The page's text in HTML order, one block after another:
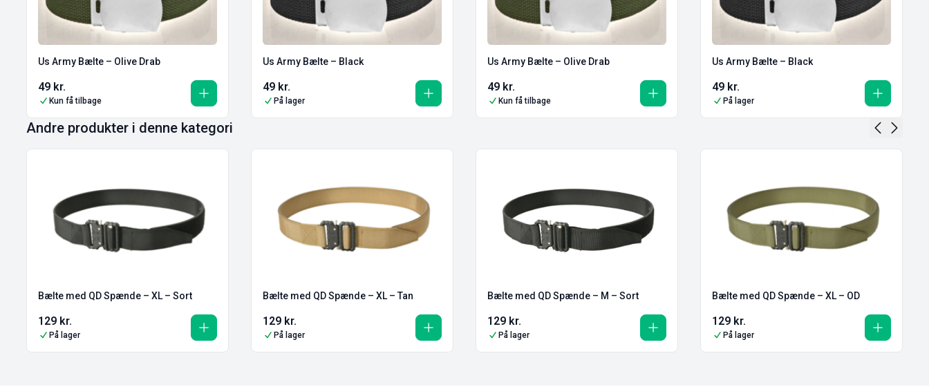
Us Army Bælte – Olive Drab
49 kr.
Kun få tilbage
Us Army Bælte – Black
49 kr.
På lager
Us Army Bælte – Olive Drab
49 kr.
Kun få tilbage
Us Army Bælte – Black
49 kr.
På lager
Andre produkter i denne kategori
Bælte med QD Spænde – XL – Sort
129 kr.
På lager
Bælte med QD Spænde – XL – Tan
129 kr.
På lager
Bælte med QD Spænde – M – Sort
129 kr.
På lager
Bælte med QD Spænde – XL – OD
129 kr.
På lager